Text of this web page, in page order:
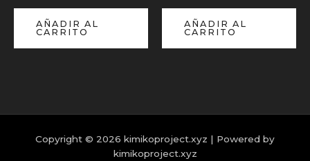
AÑADIR AL
CARRITO
AÑADIR AL
CARRITO
Copyright © 2026 kimikoproject.xyz | Powered by
kimikoproject.xyz